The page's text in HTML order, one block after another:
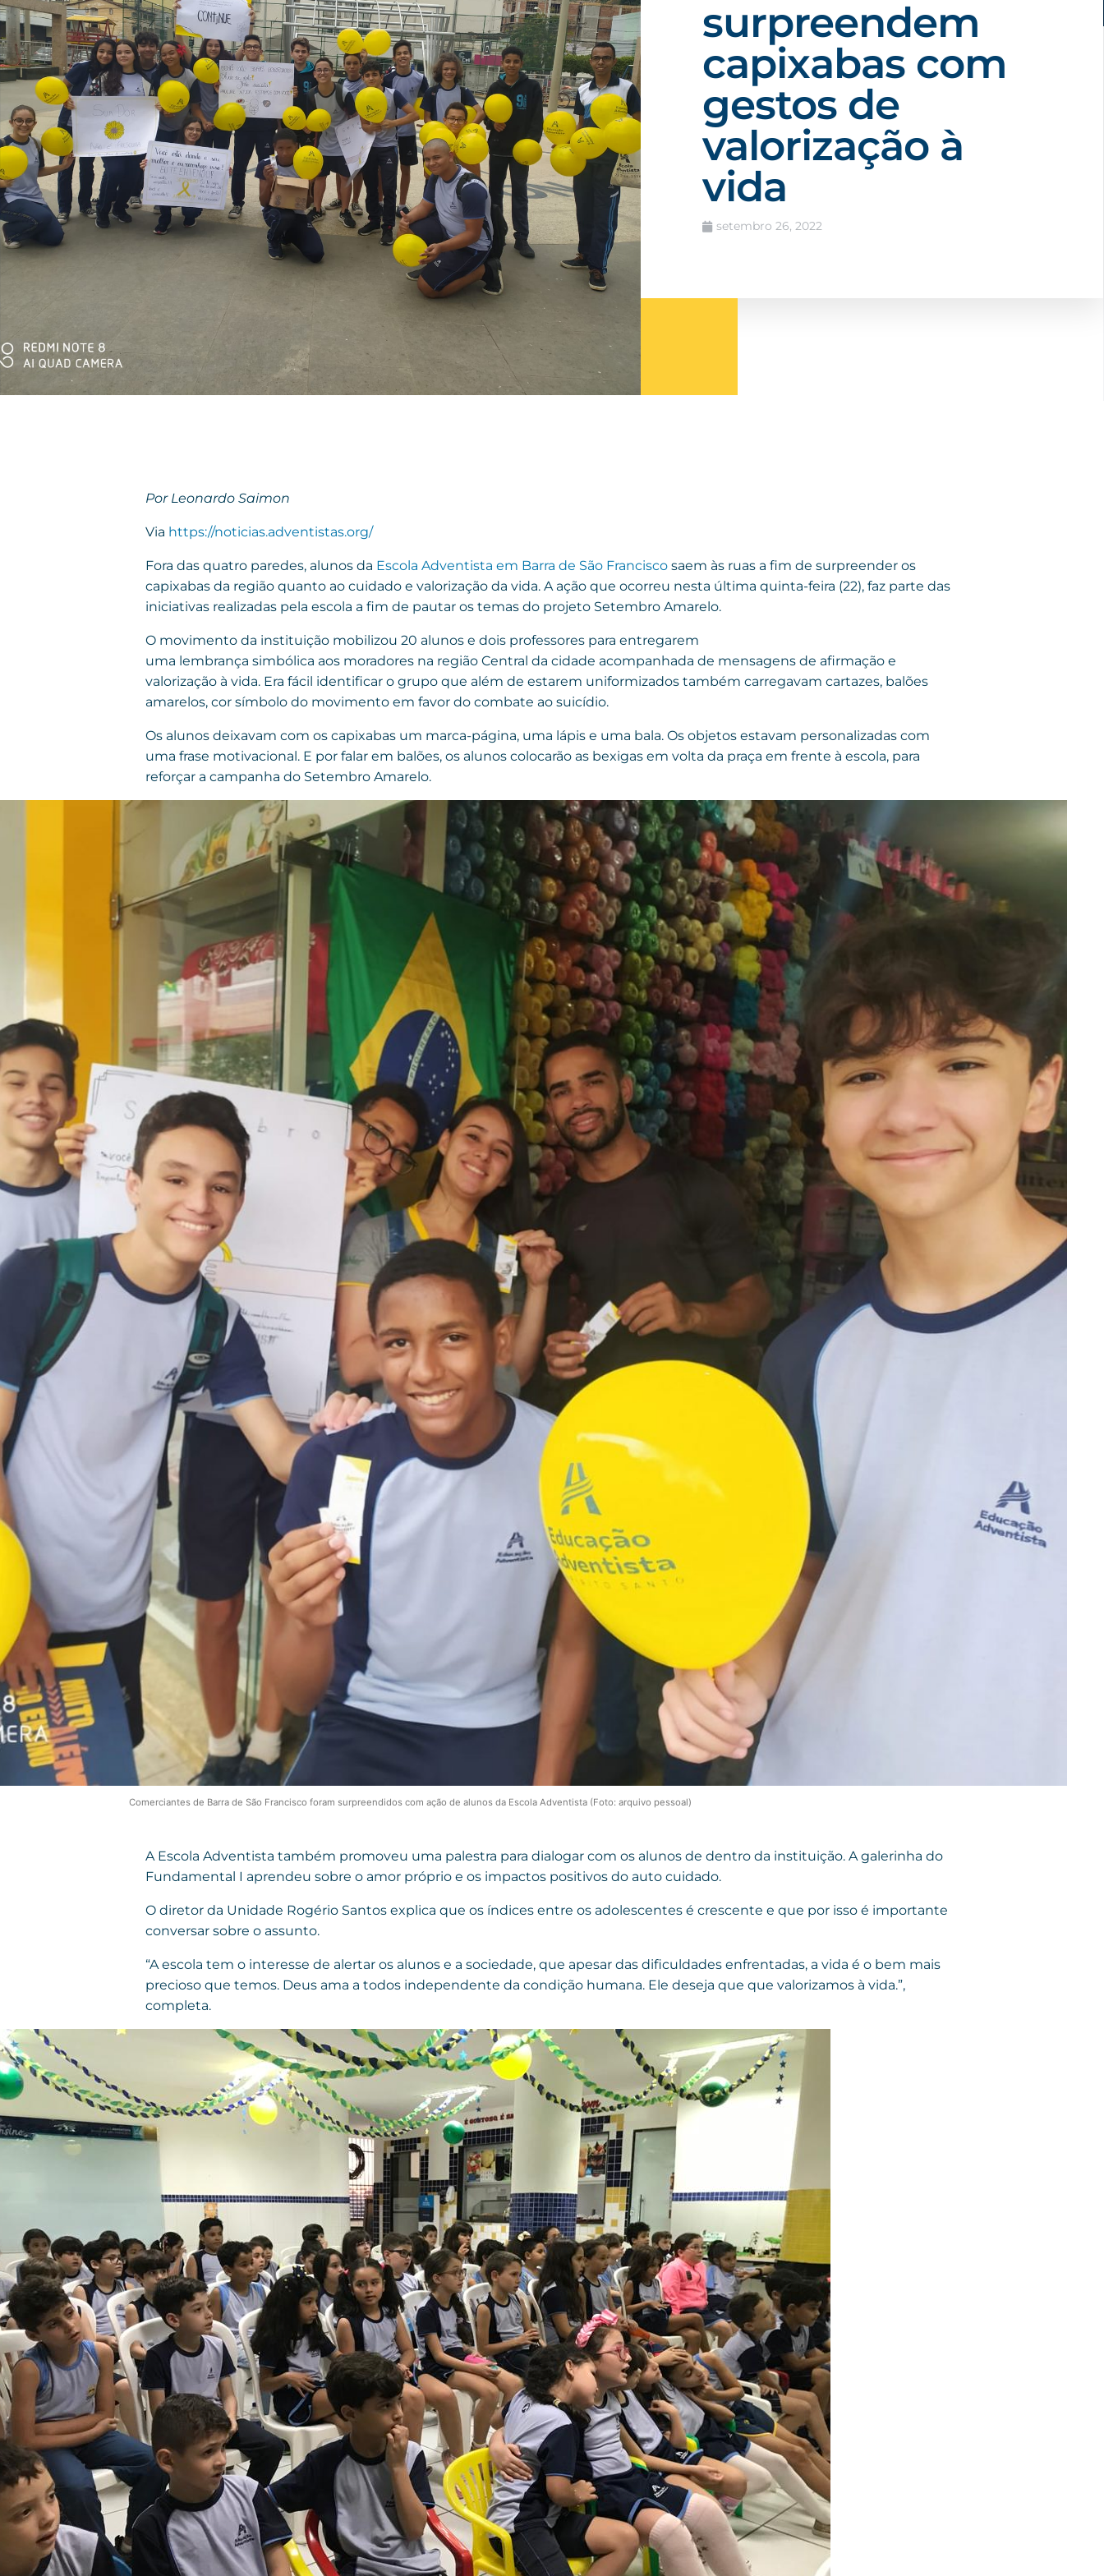
surpreendem
capixabas com
gestos de
valorização à
vida
setembro 26, 2022
Por Leonardo Saimon
Via https://noticias.adventistas.org/
Fora das quatro paredes, alunos da Escola Adventista em Barra de São Francisco saem às ruas a fim de surpreender os
capixabas da região quanto ao cuidado e valorização da vida. A ação que ocorreu nesta última quinta-feira (22), faz parte das
iniciativas realizadas pela escola a fim de pautar os temas do projeto Setembro Amarelo.
O movimento da instituição mobilizou 20 alunos e dois professores para entregarem
uma lembrança simbólica aos moradores na região Central da cidade acompanhada de mensagens de afirmação e
valorização à vida. Era fácil identificar o grupo que além de estarem uniformizados também carregavam cartazes, balões
amarelos, cor símbolo do movimento em favor do combate ao suicídio.
Os alunos deixavam com os capixabas um marca-página, uma lápis e uma bala. Os objetos estavam personalizadas com
uma frase motivacional. E por falar em balões, os alunos colocarão as bexigas em volta da praça em frente à escola, para
reforçar a campanha do Setembro Amarelo.
Comerciantes de Barra de São Francisco foram surpreendidos com ação de alunos da Escola Adventista (Foto: arquivo pessoal)
A Escola Adventista também promoveu uma palestra para dialogar com os alunos de dentro da instituição. A galerinha do
Fundamental I aprendeu sobre o amor próprio e os impactos positivos do auto cuidado.
O diretor da Unidade Rogério Santos explica que os índices entre os adolescentes é crescente e que por isso é importante
conversar sobre o assunto.
“A escola tem o interesse de alertar os alunos e a sociedade, que apesar das dificuldades enfrentadas, a vida é o bem mais
precioso que temos. Deus ama a todos independente da condição humana. Ele deseja que que valorizamos à vida.”,
completa.